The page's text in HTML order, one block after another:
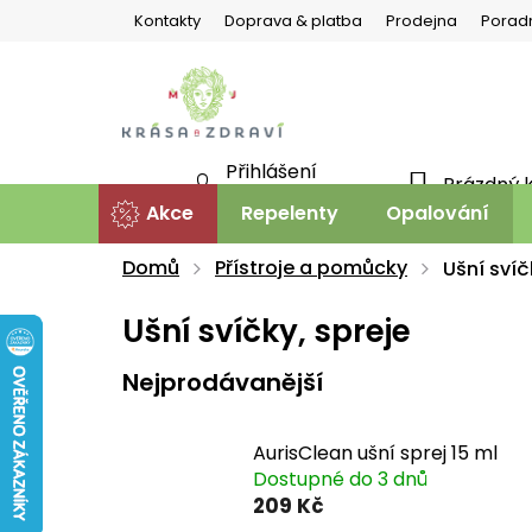
Kontakty Doprava & platba Prodejna
Prázdný
Přihlášení
Akce Repelenty Opalování
Domů
Přístroje a pomůcky Ušní
Ušní svíčky, spreje
Nejprodávanější
AurisClean ušní sprej 15 ml
Dostupné do 3 dnů
209 Kč